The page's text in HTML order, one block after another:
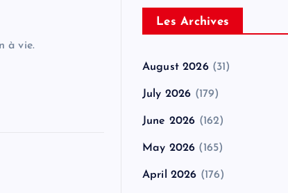
à vie.
Les Archives
August 2026(31)
July 2026 (179)
June 2026 (162)
May 2026 (165)
April 2026 (176)